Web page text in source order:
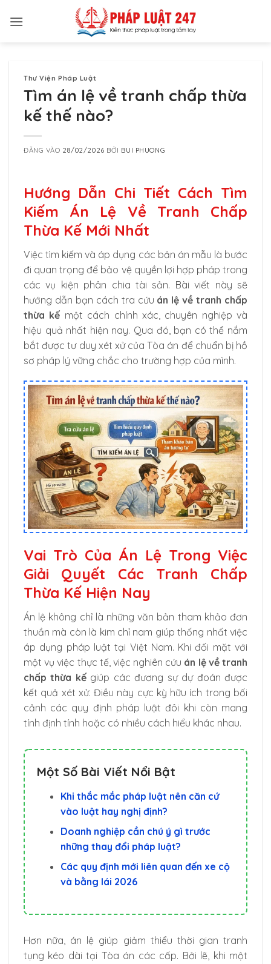
qua
Thư Viện Pháp Luật
Tìm án lệ về tranh chấp thừa
kế thế nào?
ĐĂNG VÀO 28/02/2026 BỞI BUI PHUONG
Hướng Dẫn Chi Tiết Cách Tìm
Kiếm Án Lệ Về Tranh Chấp
Thừa Kế Mới Nhất
Việc tìm kiếm và áp dụng các bản án mẫu là bước
đi quan trọng để bảo vệ quyền lợi hợp pháp trong
các vụ kiện phân chia tài sản. Bài viết này sẽ
hướng dẫn bạn cách tra cứu án lệ về tranh chấp
thừa kế một cách chính xác, chuyên nghiệp và
hiệu quả nhất hiện nay. Qua đó, bạn có thể nắm
bắt được tư duy xét xử của Tòa án để chuẩn bị hồ
sơ pháp lý vững chắc cho trường hợp của mình.
Vai Trò Của Án Lệ Trong Việc
Giải Quyết Các Tranh Chấp
Thừa Kế Hiện Nay
Án lệ không chỉ là những văn bản tham khảo đơn
thuần mà còn là kim chỉ nam giúp thống nhất việc
áp dụng pháp luật tại Việt Nam. Khi đối mặt với
một vụ việc thực tế, việc nghiên cứu án lệ về tranh
chấp thừa kếgiúp các đương sự dự đoán được
kết quả xét xử. Điều này cực kỳ hữu ích trong bối
cảnh các quy định pháp luật đôi khi còn mang
tính định tính hoặc có nhiều cách hiểu khác nhau.
Một Số Bài Viết Nổi Bật
Khi thắc mắc pháp luật nên căn cứ
vào luật hay nghị định?
Doanh nghiệp cần chú ý gì trước
những thay đổi pháp luật?
Các quy định mới liên quan đến xe cộ
và bằng lái 2026
Hơn nữa, án lệ giúp giảm thiểu thời gian tranh
tụng kéo dài tại Tòa án các cấp. Bởi lẽ, khi một